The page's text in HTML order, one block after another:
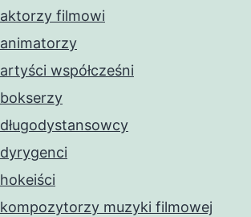
filmowi
współcześni
muzyki filmowej